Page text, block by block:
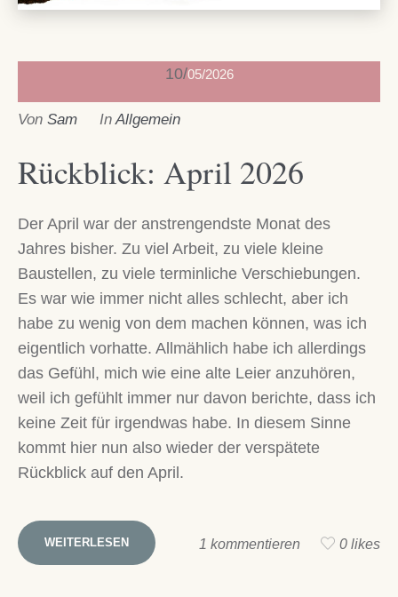
10 05/2026
Von Sam InAllgemein
Rückblick: April 2026
Der April war der anstrengendste Monat des
Jahres bisher. Zu viel Arbeit, zu viele kleine
Baustellen, zu viele terminliche Verschiebungen.
Es war wie immer nicht alles schlecht, aber ich
habe zu wenig von dem machen können, was ich
eigentlich vorhatte. Allmählich habe ich allerdings
das Gefühl, mich wie eine alte Leier anzuhören,
weil ich gefühlt immer nur davon berichte, dass ich
keine Zeit für irgendwas habe. In diesem Sinne
kommt hier nun also wieder der verspätete
Rückblick auf den April.
WEITERLESEN 1 kommentieren 0 likes